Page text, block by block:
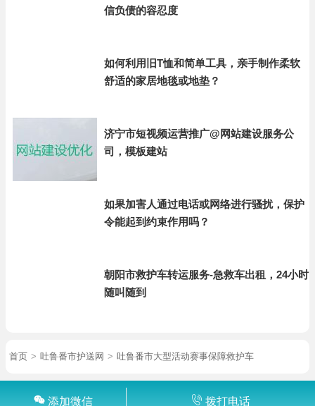
信负债的容忍度
如何利用旧T恤和简单工具，亲手制作柔软
舒适的家居地毯或地垫？
济宁市短视频运营推广@网站建设服务公
司，模板建站
如果加害人通过电话或网络进行骚扰，保护
令能起到约束作用吗？
朝阳市救护车转运服务-急救车出租，24小时
随叫随到
首页 > 吐鲁番市护送网 > 吐鲁番市大型活动赛事保障救护车
添加微信 拨打电话